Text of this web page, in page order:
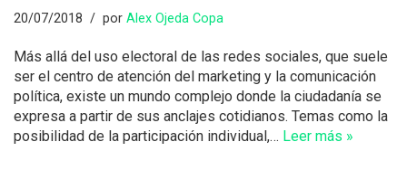
20/07/2018 por Alex Ojeda Copa
Más allá del uso electoral de las redes sociales, que suele
ser el centro de atención del marketing y la comunicación
política, existe un mundo complejo donde la ciudadanía se
expresa a partir de sus anclajes cotidianos. Temas como la
posibilidad de la participación individual,… Leer más »